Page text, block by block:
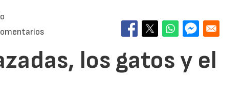
los gatos y el